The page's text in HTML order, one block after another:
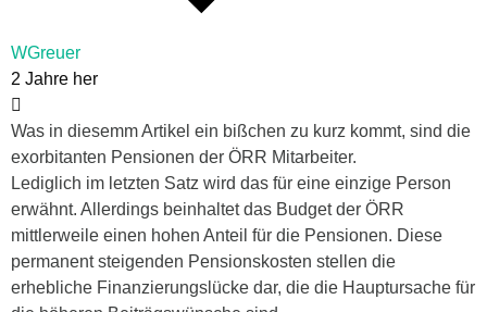
WGreuer
2 Jahre her
Was in diesemm Artikel ein bißchen zu kurz kommt, sind die
exorbitanten Pensionen der ÖRR Mitarbeiter.
Lediglich im letzten Satz wird das für eine einzige Person
erwähnt. Allerdings beinhaltet das Budget der ÖRR
mittlerweile einen hohen Anteil für die Pensionen. Diese
permanent steigenden Pensionskosten stellen die
erhebliche Finanzierungslücke dar, die die Hauptursache für